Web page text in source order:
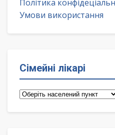
Політика
Умови використання
Сімейні лікарі
Сімейні